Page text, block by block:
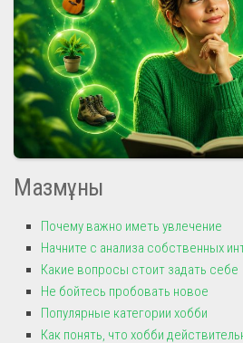
Мазмұны
Почему важно иметь увлечение
Начните с анализа собственных
Какие вопросы стоит задать себе
Не бойтесь пробовать новое
Популярные категории хобби
Как понять, что хобби